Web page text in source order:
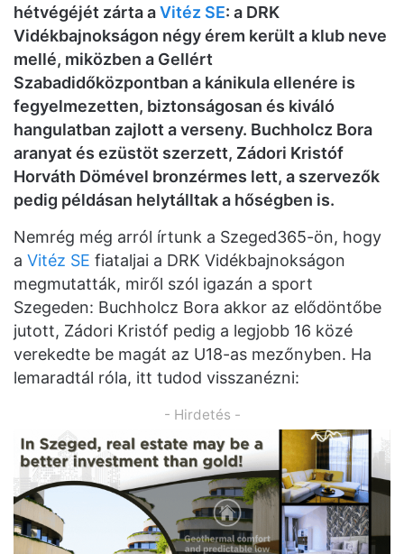
hétvégéjét zárta aVitéz SE: a DRK
Vidékbajnokságon négy érem került a klub neve
mellé, miközben a Gellért
Szabadidőközpontban a kánikula ellenére is
fegyelmezetten, biztonságosan és kiváló
hangulatban zajlott a verseny. Buchholcz Bora
aranyat és ezüstöt szerzett, Zádori Kristóf
Horváth Dömével bronzérmes lett, a szervezők
pedig példásan helytálltak a hőségben is.
Nemrég még arról írtunk a Szeged365-ön, hogy
a Vitéz SE fiataljai a DRK Vidékbajnokságon
megmutatták, miről szól igazán a sport
Szegeden: Buchholcz Bora akkor az elődöntőbe
jutott, Zádori Kristóf pedig a legjobb 16 közé
verekedte be magát az U18-as mezőnyben. Ha
lemaradtál róla, itt tudod visszanézni:
- Hirdetés -